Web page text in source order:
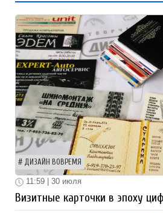
ДИЗАЙН ВОВРЕМЯ
11:59 | 30 июля
Визитные карточки в эпоху